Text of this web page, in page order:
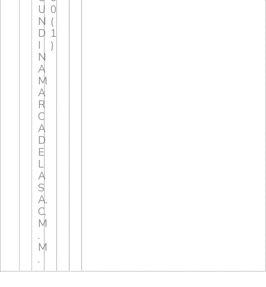
U
N
D
I
N
A
M
A
R
C
A
D
E
L
A
S
A.
C.
M
.
M
.
0
(
1
)